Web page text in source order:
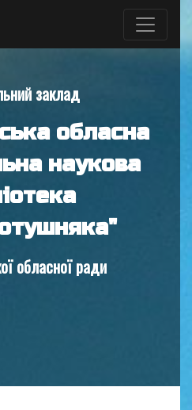
заклад
обласна
наукова
обласної ради